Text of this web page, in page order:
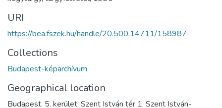
URI
https://bea.fszek.hu/handle/20.500.14711/158987
Collections
Budapest-képarchívum
Geographical location
Budapest. 5. kerület. Szent István tér 1. Szent István-